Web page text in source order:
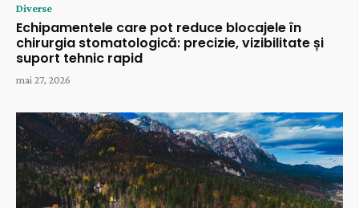
Diverse
Echipamentele care pot reduce blocajele în
chirurgia stomatologică: precizie, vizibilitate și
suport tehnic rapid
mai 27, 2026